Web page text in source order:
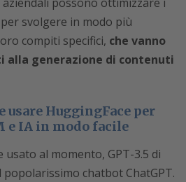
svolgere in modo più
compiti specifici, che vanno
alla generazione di contenuti
usare HuggingFace per
e IA in modo facile
usato al momento, GPT-3.5 di
popolarissimo chatbot ChatGPT.